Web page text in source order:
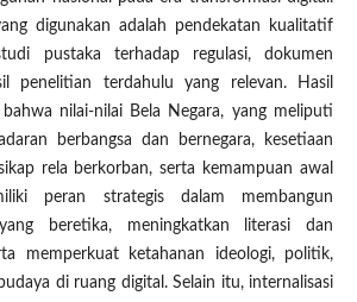
digunakan adalah pendekatan kualitatif
pustaka terhadap regulasi, dokumen
penelitian terdahulu yang relevan. Hasil
nilai-nilai Bela Negara, yang meliputi
berbangsa dan bernegara, kesetiaan
rela berkorban, serta kemampuan awal
peran strategis dalam membangun
beretika, meningkatkan literasi dan
memperkuat ketahanan ideologi, politik,
di ruang digital. Selain itu, internalisasi